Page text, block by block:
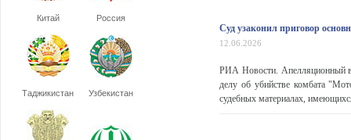
Китай Россия
Таджикистан Узбекистан
Суд узаконил приговор
12.06.2026
РИА Новости. Апелляционный
делу об убийстве комбата
судебных материалах,